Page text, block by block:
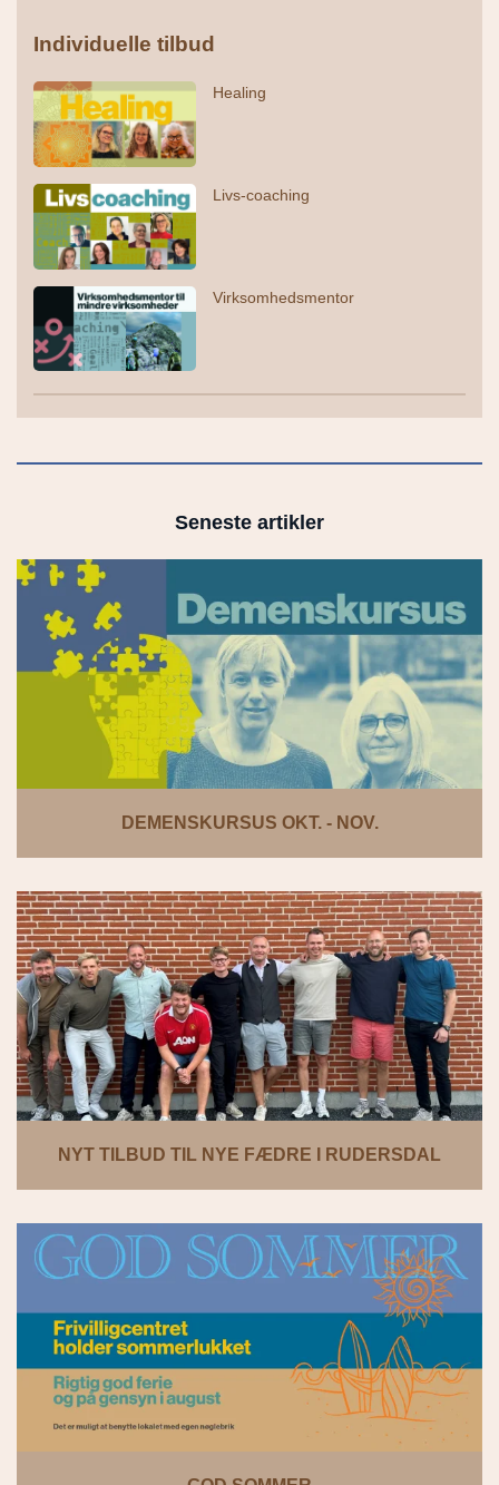
Individuelle tilbud
Healing
Livs-coaching
Virksomhedsmentor
Seneste artikler
DEMENSKURSUS OKT. - NOV.
NYT TILBUD TIL NYE FÆDRE I RUDERSDAL